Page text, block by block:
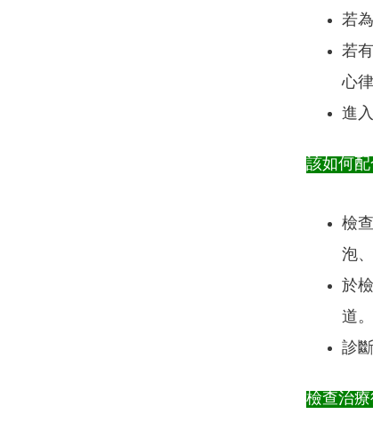
若
若
心
進
該如何配
檢
泡
於
道
診
檢查治療